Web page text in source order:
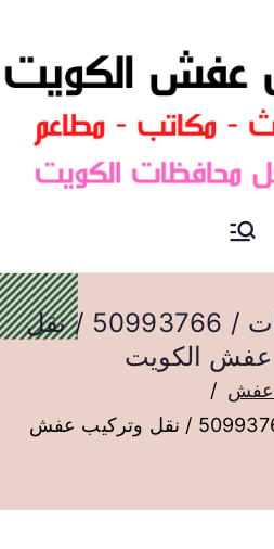
نقل عفش الكويت
نقل اثاث الشاليهات / 50993766 / نقل
عفش الكويت
عفش
نقل اثاث الشاليهات / 50993766 / نقل وتركيب عفش